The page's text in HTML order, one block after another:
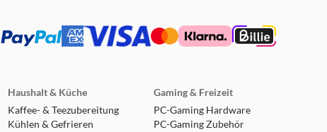
Haushalt & Küche
Kaffee- & Teezubereitung
Kühlen & Gefrieren
Gaming & Freizeit
PC-Gaming Hardware
PC-Gaming Zubehör